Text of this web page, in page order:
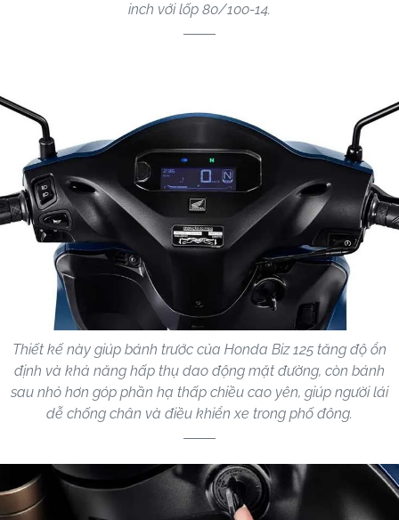
inch với lốp 80/100-14.
Thiết kế này giúp bánh trước của Honda Biz 125 tăng độ ổn
định và khả năng hấp thụ dao động mặt đường, còn bánh
sau nhỏ hơn góp phần hạ thấp chiều cao yên, giúp người lái
dễ chống chân và điều khiển xe trong phố đông.